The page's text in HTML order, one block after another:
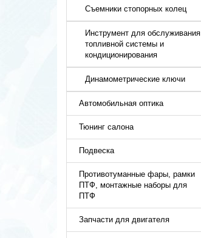
Съемники стопорных колец
Инструмент для обслуживания
топливной системы и
кондиционирования
Динамометрические ключи
Автомобильная оптика
Тюнинг салона
Подвеска
Противотуманные фары, рамки
ПТФ, монтажные наборы для
ПТФ
Запчасти для двигателя